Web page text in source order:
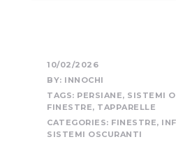
10/02/2026
BY: INNOCHI
TAGS: PERSIANE, SISTEMI
FINESTRE, TAPPARELLE
CATEGORIES: FINESTRE,
SISTEMI OSCURANTI